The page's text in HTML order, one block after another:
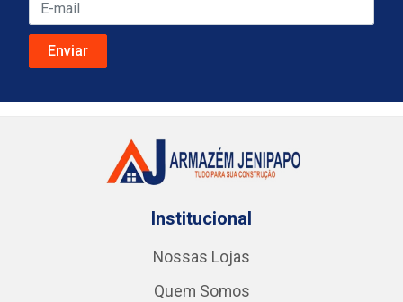
Institucional
Nossas Lojas
Quem Somos